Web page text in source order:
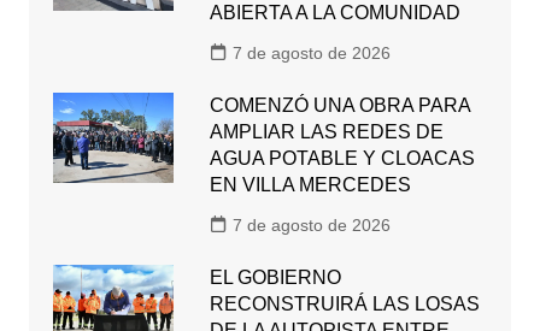
ABIERTA A LA COMUNIDAD
7 de agosto de 2026
COMENZÓ UNA OBRA PARA
AMPLIAR LAS REDES DE
AGUA POTABLE Y CLOACAS
EN VILLA MERCEDES
7 de agosto de 2026
EL GOBIERNO
RECONSTRUIRÁ LAS LOSAS